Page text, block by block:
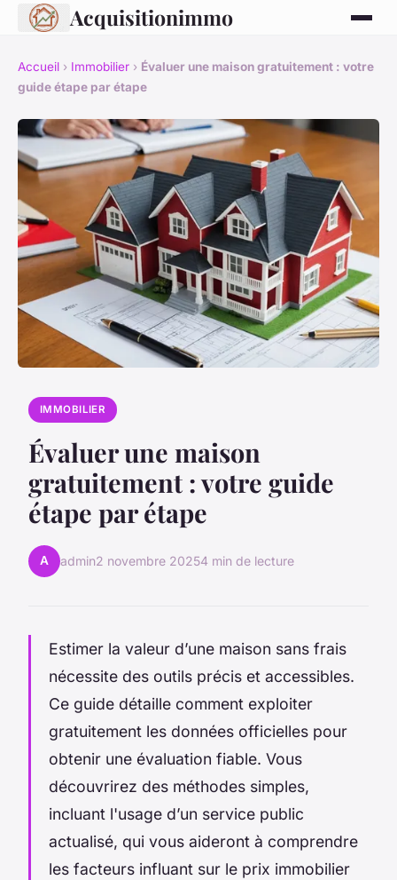
Acquisitionimmo
Accueil › Immobilier › Évaluer une maison gratuitement : votre
guide étape par étape
IMMOBILIER
Évaluer une maison
gratuitement : votre guide
étape par étape
A admin2 novembre 20254 min de lecture
Estimer la valeur d’une maison sans frais
nécessite des outils précis et accessibles.
Ce guide détaille comment exploiter
gratuitement les données officielles pour
obtenir une évaluation fiable. Vous
découvrirez des méthodes simples,
incluant l'usage d’un service public
actualisé, qui vous aideront à comprendre
les facteurs influant sur le prix immobilier